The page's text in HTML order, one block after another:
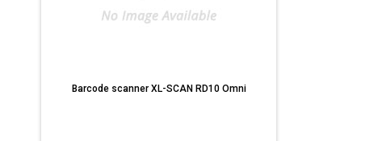
Barcode scanner XL-SCAN RD10 Omni